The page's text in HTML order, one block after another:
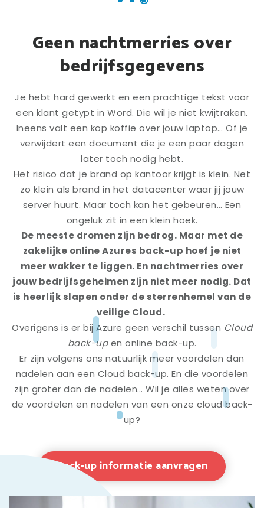
Geen nachtmerries over
bedrijfsgegevens
Je hebt hard gewerkt en een prachtige tekst voor
een klant getypt in Word. Die wil je niet kwijtraken.
Ineens valt een kop koffie over jouw laptop… Of je
verwijdert een document die je een paar dagen
later toch nodig hebt.
Het risico dat je brand op kantoor krijgt is klein. Net
zo klein als brand in het datacenter waar jij jouw
server huurt. Maar toch kan het gebeuren… Een
ongeluk zit in een klein hoek.
De meeste dromen zijn bedrog. Maar met de
zakelijke online Azures back-up hoef je niet
meer wakker te liggen. En nachtmerries over
jouw bedrijfsgeheimen zijn niet meer nodig. Dat
is heerlijk slapen onder de sterrenhemel van de
veilige Cloud.
Overigens is er bij Azure geen verschil tussen Cloud
back-upen online back-up.
Er zijn volgens ons natuurlijk meer voordelen dan
nadelen aan een Cloud back-up. En die voordelen
zijn groter dan de nadelen… Wil je alles weten over
de voordelen en nadelen van een onze cloud back-
up?
Back-up informatie aanvragen